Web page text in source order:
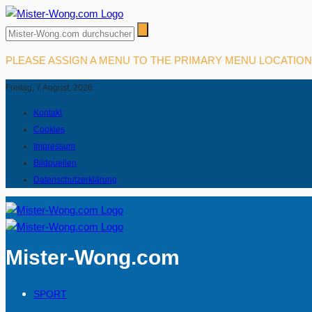
PLEASE ASSIGN A MENU TO THE PRIMARY MENU
Freitag, 7 August, 2026
Kontakt
Cookies
Impressum
Bildquellen
Datenschutzerklärung
Mister-Wong.com
SPORT